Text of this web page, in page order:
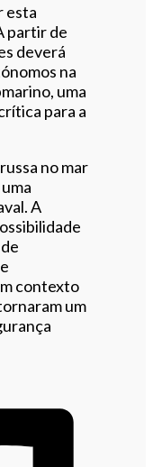
esta
partir de
deverá
na
uma
para a
no mar
A
contexto
um